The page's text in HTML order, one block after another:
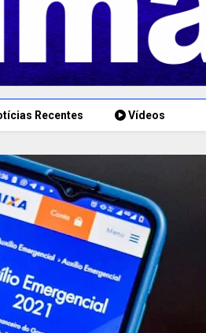
Recentes Vídeos